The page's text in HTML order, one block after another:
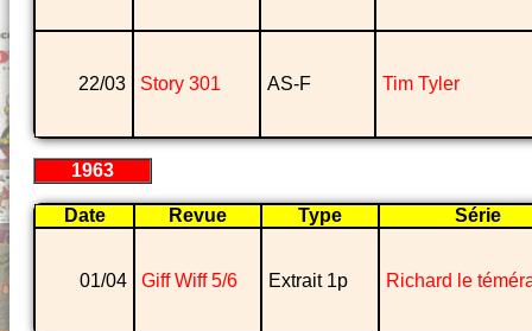
22/03 Story 301 AS-F Tim Tyler
1963
Date Revue Type Série
01/04 Giff Wiff 5/6 Extrait 1p Richard le